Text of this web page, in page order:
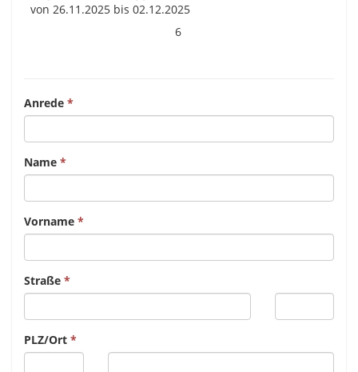
von 26.11.2025 bis 02.12.2025
6
Anrede
Name
Vorname
Straße
PLZ/Ort